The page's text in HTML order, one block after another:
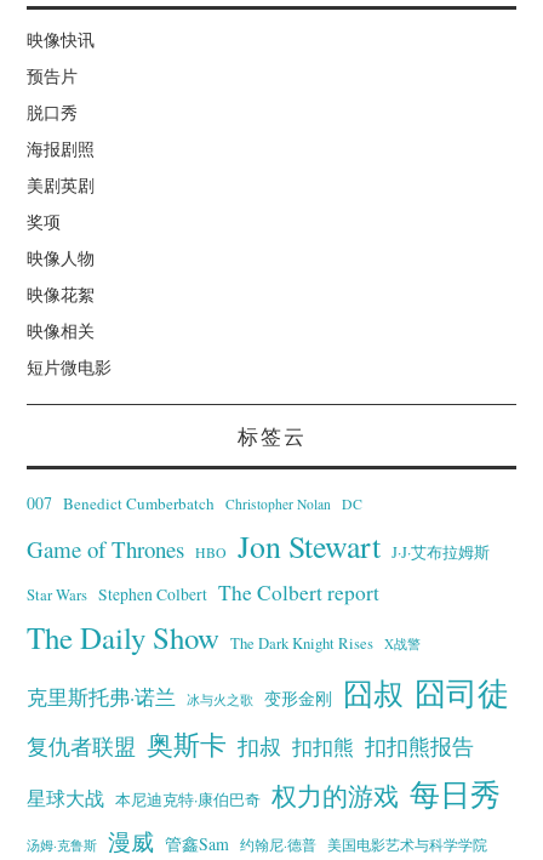
映像快讯
预告片
脱口秀
海报剧照
美剧英剧
奖项
映像人物
映像花絮
映像相关
短片微电影
标签云
007 Benedict Cumberbatch Christopher Nolan DC
Game of Thrones HBO Jon Stewart J·J·艾布拉姆斯
Star Wars Stephen Colbert The Colbert report
The Daily Show The Dark Knight Rises X战警
克里斯托弗·诺兰 冰与火之歌 变形金刚 囧叔 囧司徒
复仇者联盟 奥斯卡 扣叔 扣扣熊 扣扣熊报告
星球大战 本尼迪克特·康伯巴奇 权力的游戏 每日秀
汤姆·克鲁斯 漫威 管鑫Sam 约翰尼·德普
美国电影艺术与科学学院